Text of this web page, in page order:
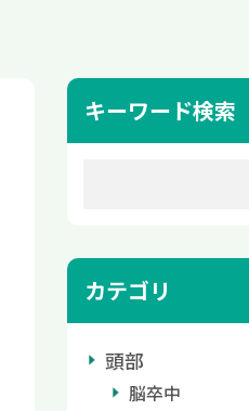
キーワード検索
カテゴリ
頭部
脳卒中